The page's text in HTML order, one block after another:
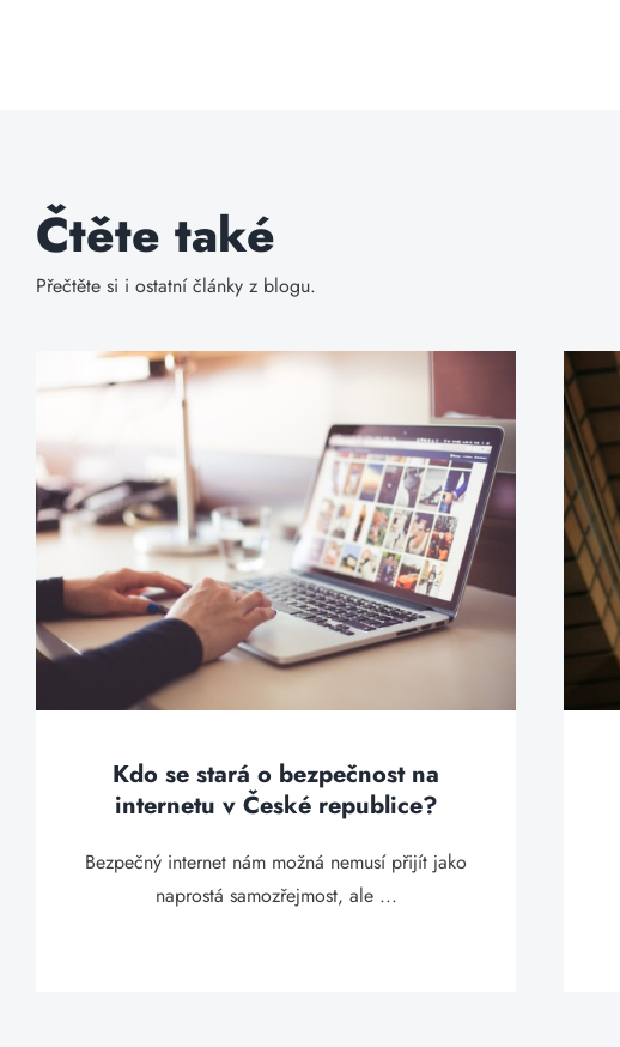
Čtěte také
Přečtěte si i ostatní články z blogu.
Kdo se stará o bezpečnost na
internetu v České republice?
Bezpečný internet nám možná nemusí přijít jako
naprostá samozřejmost, ale ...